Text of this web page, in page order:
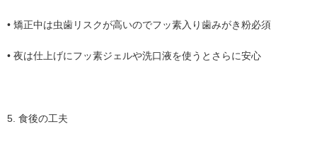
• 矯正中は虫歯リスクが高いのでフッ素入り歯みがき粉必須
• 夜は仕上げにフッ素ジェルや洗口液を使うとさらに安心
5. 食後の工夫